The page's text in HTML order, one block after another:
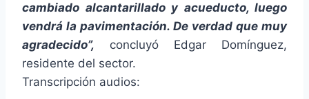
cambiado alcantarillado y acueducto, luego
vendrá la pavimentación. De verdad que muy
agradecido”,
concluyó Edgar Domínguez,
residente del sector.
Transcripción audios: